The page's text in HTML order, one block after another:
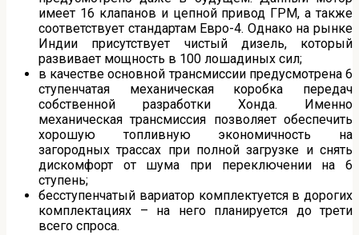
имеет 16 клапанов и цепной привод ГРМ, а также
соответствует стандартам Евро-4. Однако на рынке
Индии присутствует чистый дизель, который
развивает мощность в 100 лошадиных сил;
в качестве основной трансмиссии предусмотрена 6
ступенчатая механическая коробка передач
собственной разработки Хонда. Именно
механическая трансмиссия позволяет обеспечить
хорошую топливную экономичность на
загородных трассах при полной загрузке и снять
дискомфорт от шума при переключении на 6
ступень;
бесступенчатый вариатор комплектуется в дорогих
комплектациях – на него планируется до трети
всего спроса.